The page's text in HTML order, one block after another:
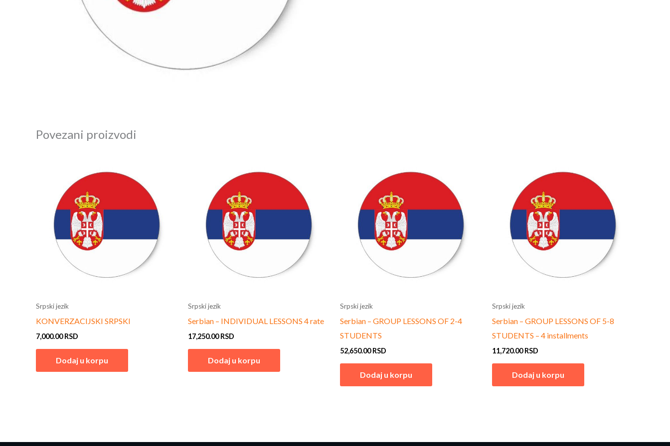
Povezani proizvodi
Srpski jezik
KONVERZACIJSKI SRPSKI
7,000.00RSD
Dodaj u korpu
Srpski jezik
Serbian – INDIVIDUAL LESSONS 4 rate
17,250.00RSD
Dodaj u korpu
Srpski jezik
Serbian – GROUP LESSONS OF 2-4
STUDENTS
52,650.00RSD
Dodaj u korpu
Srpski jezik
Serbian – GROUP LESSONS OF 5-8
STUDENTS – 4 installments
11,720.00RSD
Dodaj u korpu